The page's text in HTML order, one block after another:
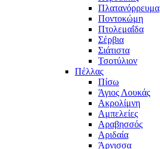
Πλατανόρρευμα
Ποντοκώμη
Πτολεμαΐδα
Σέρβια
Σιάτιστα
Τσοτύλιον
Πέλλας
Πίσω
Άγιος Λουκάς
Ακρολίμνη
Αμπελείες
Αραβησσός
Αριδαία
Άρνισσα